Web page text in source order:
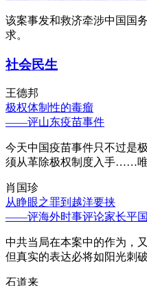
该案事发和救济牵涉中国国
求。
社会民生
王德邦
极权体制性的毒瘤
——评山东疫苗事件
今天中国疫苗事件只不过是
须从革除极权制度入手……唯
肖国珍
从睁眼之罪到越洋要挟
——评海外时事评论家长平
中共当局在本案中的作为，
但真实的表达必将如阳光刺
石道来